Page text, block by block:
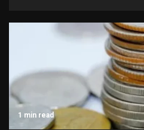
1 min read